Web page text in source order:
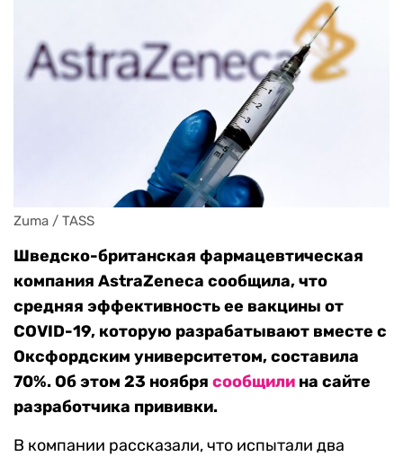
Zuma / TASS
Шведско-британская фармацевтическая
компания AstraZeneca сообщила, что
средняя эффективность ее вакцины от
COVID-19, которую разрабатывают вместе с
Оксфордским университетом, составила
70%. Об этом 23 ноября сообщили на сайте
разработчика прививки.
В компании рассказали, что испытали два